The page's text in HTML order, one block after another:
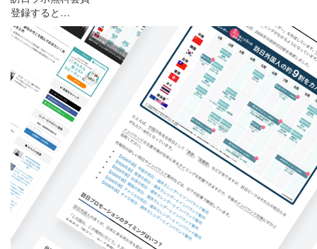
登録すると…